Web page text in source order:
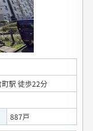
駅 徒歩22分
887戸